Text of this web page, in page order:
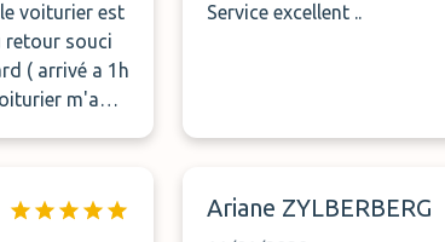
voiturier est
retour souci
( arrivé a 1h
m'a
Service excellent ..
Ariane ZYLBERBERG